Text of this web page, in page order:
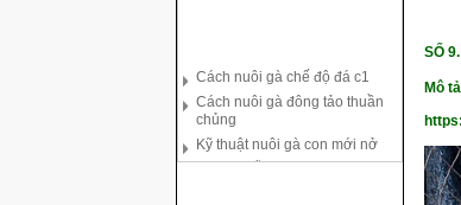
Cách nuôi gà đông tảo thuần
chủng
Kỹ thuật nuôi gà con mới nở
Hướng dẫn nuôi gà đá
SỐ 9.
Mô